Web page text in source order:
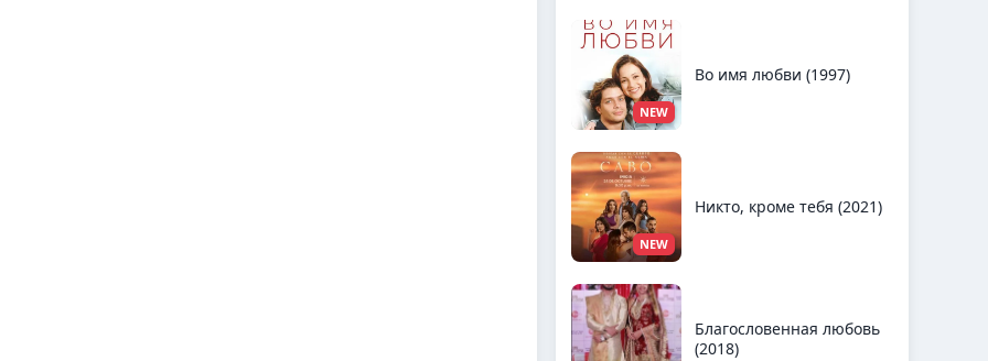
NEW
Во имя любви (1997)
NEW
Никто, кроме тебя (2021)
Благословенная любовь
(2018)